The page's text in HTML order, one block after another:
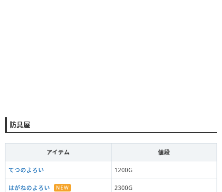
防具屋
アイテム 値段
てつのよろい 1200G
はがねのよろい NEW 2300G